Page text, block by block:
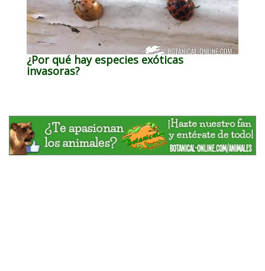
¿Por qué hay especies exóticas
invasoras?